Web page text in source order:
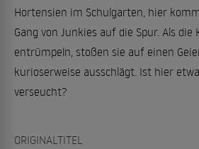
Hortensien im Schulgarten, hier
Gang von Junkies auf die Spur. Als
entrümpeln, stoßen sie auf einen
kurioserweise ausschlägt. Ist hier
verseucht?
ORIGINALTITEL